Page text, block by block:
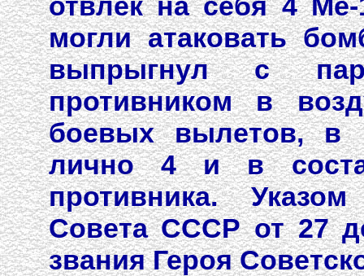
могли атаковать
выпрыгнул с
противником в
боевых вылетов, в
лично 4 и в
противника.
Совета СССР от 27
звания Героя